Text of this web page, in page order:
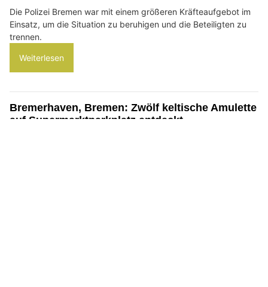
Staatsanwaltschaft und die Polizei Bremen mit einem Foto
nach einem bislang unbekannten Täter.
gefälschten Ausweis unter falscher Identität ein Bankkonto
eingerichtet.
Weiterlesen